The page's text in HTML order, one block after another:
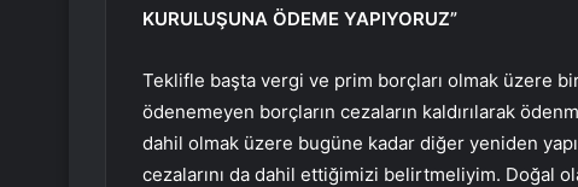
KURULUŞUNA ÖDEME YAPIYORUZ”
Teklifle başta vergi ve prim borçları olmak üzere
ödenemeyen borçların cezaların kaldırılarak
dahil olmak üzere bugüne kadar diğer yeniden
cezalarını da dahil ettiğimizi belirtmeliyim. Doğal